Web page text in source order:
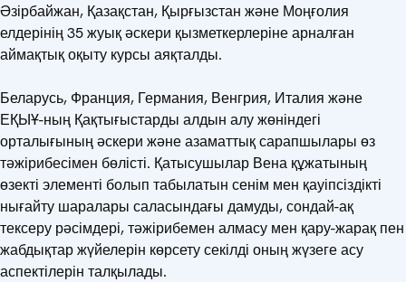
Әзірбайжан, Қазақстан, Қырғызстан және Моңғолия
елдерінің 35 жуық әскери қызметкерлеріне арналған
аймақтық оқыту курсы аяқталды.
Беларусь, Франция, Германия, Венгрия, Италия және
ЕҚЫҰ-ның Қақтығыстарды алдын алу жөніндегі
орталығының әскери және азаматтық сарапшылары өз
тәжірибесімен бөлісті. Қатысушылар Вена құжатының
өзекті элементі болып табылатын сенім мен қауіпсіздікті
нығайту шаралары саласындағы дамуды, сондай-ақ
тексеру рәсімдері, тәжірибемен алмасу мен қару-жарақ пен
жабдықтар жүйелерін көрсету секілді оның жүзеге асу
аспектілерін талқылады.